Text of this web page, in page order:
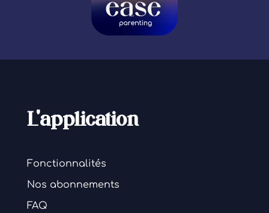
L'application
Fonctionnalités
Nos abonnements
FAQ